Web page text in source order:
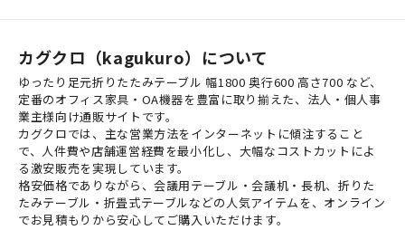
カグクロ（kagukuro）について
ゆったり足元折りたたみテーブル 幅1800 奥行600 高さ700 など、
定番のオフィス家具・OA機器を豊富に取り揃えた、法人・個人事
業主様向け通販サイトです。
カグクロでは、主な営業方法をインターネットに傾注すること
で、人件費や店舗運営経費を最小化し、大幅なコストカットによ
る激安販売を実現しています。
格安価格でありながら、会議用テーブル・会議机・長机、折りた
たみテーブル・折畳式テーブルなどの人気アイテムを、オンライン
でお見積もりから安心してご購入いただけます。